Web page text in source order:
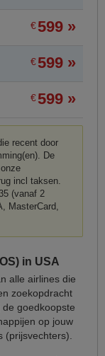
€599 »
€599 »
€599 »
recent door
De
incl taksen.
(vanaf 2
MasterCard,
in USA
alle airlines die
zoekopdracht
goedkoopste
op jouw
(prijsvechters).